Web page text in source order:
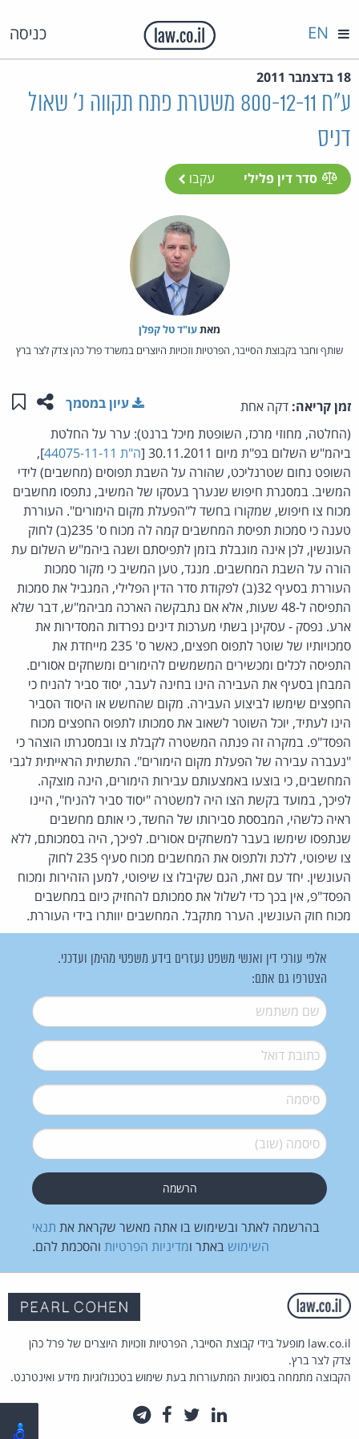
כניסה EN
18 בדצמבר 2011
ע"ח 800-12-11 משטרת פתח תקווה נ' שאול
דניס
סדר דין פלילי עקבו
מאת‏עו"ד טל קפלן
שותף וחבר בקבוצת הסייבר, הפרטיות וזכויות היוצרים במשרד פרל כהן צדק לצר ברץ
זמן קריאה: דקה אחת שתפו
עיון במסמך
(החלטה, מחוזי מרכז, השופטת מיכל ברנט): ערר על החלטת
ביהמ"ש השלום בפ"ת מיום 30.11.2011 [
ה"ת 44075-11-11
],
השופט נחום שטרנליכט, שהורה על השבת תפוסים (מחשבים) לידי
המשיב. במסגרת חיפוש שנערך בעסקו של המשיב, נתפסו מחשבים
מכוח צו חיפוש, שמקורו בחשד ל"הפעלת מקום הימורים". העוררת
טענה כי סמכות תפיסת המחשבים קמה לה מכוח ס' 235(ב) לחוק
העונשין, לכן אינה מוגבלת בזמן לתפיסתם ושגה ביהמ"ש השלום עת
הורה על השבת המחשבים. מנגד, טען המשיב כי מקור סמכות
העוררת בסעיף 32(ב) לפקודת סדר הדין הפלילי, המגביל את סמכות
התפיסה ל-48 שעות, אלא אם נתבקשה הארכה מביהמ"ש, דבר שלא
ארע. נפסק - עסקינן בשתי מערכות דינים נפרדות המסדירות את
סמכויותיו של שוטר לתפוס חפצים, כאשר ס' 235 מייחדת את
התפיסה לכלים ומכשירים המשמשים להימורים ומשחקים אסורים.
המבחן בסעיף את העבירה הינו בחינה לעבר, יסוד סביר להניח כי
החפצים שימשו לביצוע העבירה. מקום שהחשש או היסוד הסביר
הינו לעתיד, יוכל השוטר לשאוב את סמכותו לתפוס החפצים מכוח
הפסד"פ. במקרה זה פנתה המשטרה לקבלת צו ובמסגרתו הוצהר כי
"נעברה עבירה של הפעלת מקום הימורים". התשתית הראייתית לגבי
המחשבים, כי בוצעו באמצעותם עבירות הימורים, הינה מוצקה.
לפיכך, במועד בקשת הצו היה למשטרה "יסוד סביר להניח", היינו
ראיה כלשהי, המבססת סבירותו של החשד, כי אותם מחשבים
שנתפסו שימשו בעבר למשחקים אסורים. לפיכך, היה בסמכותם, ללא
צו שיפוטי, ללכת ולתפוס את המחשבים מכוח סעיף 235 לחוק
העונשין. יחד עם זאת, הגם שקיבלו צו שיפוטי, למען הזהירות ומכוח
הפסד"פ, אין בכך כדי לשלול את סמכותם להחזיק כיום במחשבים
מכוח חוק העונשין. הערר מתקבל. המחשבים יוותרו בידי העוררת.
אלפי עורכי דין ואנשי משפט נעזרים בידע משפטי מהימן ועדכני.
הצטרפו גם אתם:
שם משתמש*
דואל*
סיסמה*
סיסמה (שוב)*
בהרשמה לאתר ובשימוש בו אתה מאשר שקראת את תנאי
השימוש באתר ומדיניות הפרטיות והסכמת להם.
law.co.il מופעל בידי קבוצת הסייבר, הפרטיות וזכויות היוצרים של פרל כהן
צדק לצר ברץ.
הקבוצה מתמחה בסוגיות המתעוררות בעת שימוש בטכנולוגיות מידע ואינטרנט.
לינקדאין
טוויטרפייסבוק